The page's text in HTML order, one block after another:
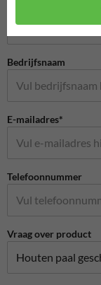
Bedrijfsnaam
E-mailadres*
Telefoonnummer
Vraag over product